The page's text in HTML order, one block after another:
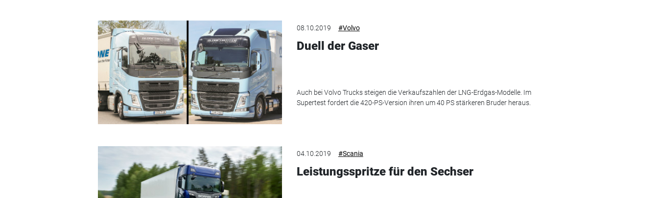
08.10.2019 #Volvo
Duell der Gaser
Auch bei Volvo Trucks steigen die Verkaufszahlen der LNG-Erdgas-Modelle. Im
Supertest fordert die 420-PS-Version ihren um 40 PS stärkeren Bruder heraus.
04.10.2019 #Scania
Leistungsspritze für den Sechser